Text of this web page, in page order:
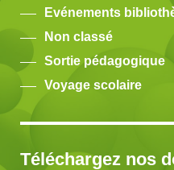
Evénements
Non classé
Sortie pédagogique
Voyage scolaire
Téléchargez nos